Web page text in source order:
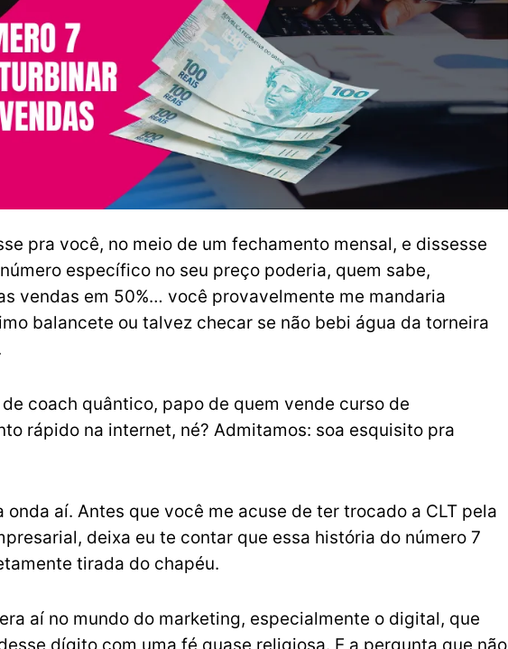
pra você, no meio de um fechamento mensal, e dissesse
específico no seu preço poderia, quem sabe,
vendas em 50%… você provavelmente me mandaria
balancete ou talvez checar se não bebi água da torneira
coach quântico, papo de quem vende curso de
rápido na internet, né? Admitamos: soa esquisito pra
onda aí. Antes que você me acuse de ter trocado a CLT pela
deixa eu te contar que essa história do número 7
tirada do chapéu.
aí no mundo do marketing, especialmente o digital, que